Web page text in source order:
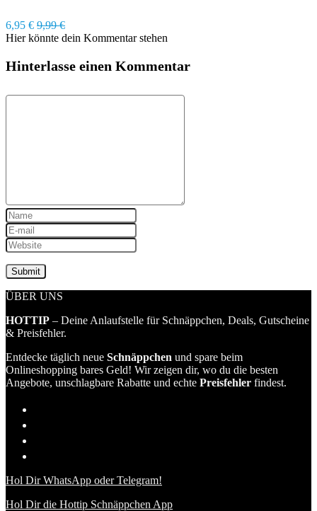
6,95 € 9,99 €
Hier könnte dein Kommentar stehen
Hinterlasse einen Kommentar
ÜBER UNS
HOTTIP – Deine Anlaufstelle für Schnäppchen, Deals, Gutscheine
& Preisfehler.
Entdecke täglich neue Schnäppchen und spare beim
Onlineshopping bares Geld! Wir zeigen dir, wo du die besten
Angebote, unschlagbare Rabatte und echte Preisfehler findest.
Hol Dir WhatsApp oder Telegram!
Hol Dir die Hottip Schnäppchen App